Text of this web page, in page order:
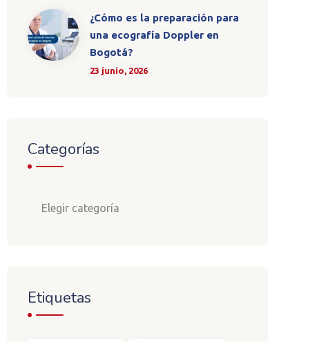
¿Cómo es la preparación para
una ecografía Doppler en
Bogotá?
23 junio, 2026
Categorías
Etiquetas